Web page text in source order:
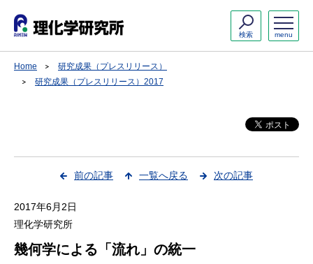
menu
検索
Home
研究成果（プレスリリース）
研究成果（プレスリリース）2017
前の記事 一覧へ戻る 次の記事
2017年6月2日
理化学研究所
幾何学による「流れ」の統一